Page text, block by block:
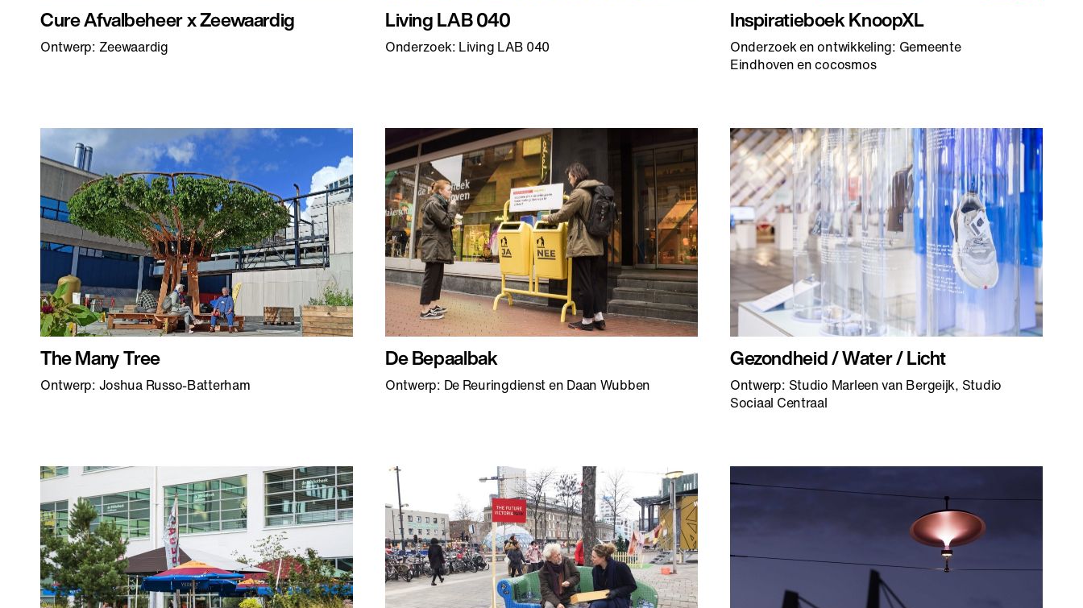
Cure Afvalbeheer x Zeewaardig
Ontwerp: Zeewaardig
Living LAB 040
Onderzoek: Living LAB 040
Inspiratieboek KnoopXL
Onderzoek en ontwikkeling: Gemeente
Eindhoven en cocosmos
The Many Tree
Ontwerp: Joshua Russo-Batterham
De Bepaalbak
Ontwerp: De Reuringdienst en Daan Wubben
Gezondheid / Water / Licht
Ontwerp: Studio Marleen van Bergeijk, Studio
Sociaal Centraal